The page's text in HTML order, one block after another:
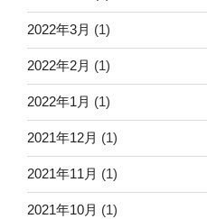
2022年3月 (1)
2022年2月 (1)
2022年1月 (1)
2021年12月 (1)
2021年11月 (1)
2021年10月 (1)